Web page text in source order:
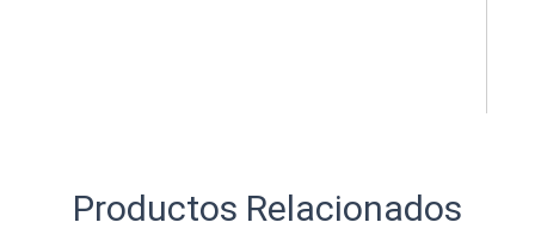
Productos Relacionados